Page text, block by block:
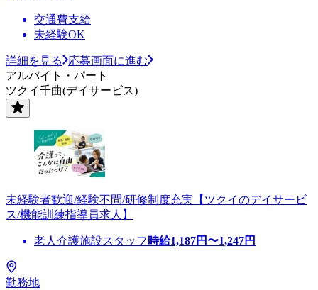
交通費支給
未経験OK
詳細を見る
応募画面に進む
アルバイト・パート
ツクイ千曲(デイサービス)
未経験者歓迎/経験不問/研修制度充実【ツクイのデイサービ
ス/機能訓練指導員求人】
老人介護施設スタッフ 時給1,187円〜1,247円
勤務地